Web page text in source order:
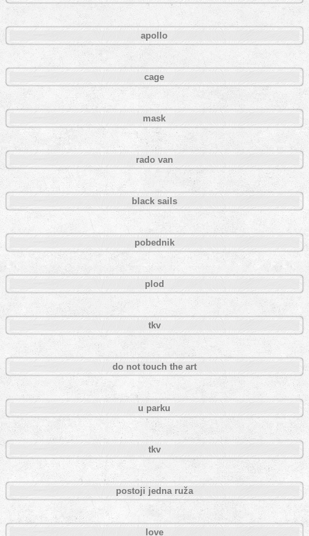
apollo
cage
mask
rado van
black sails
pobednik
plod
tkv
do not touch the art
u parku
tkv
postoji jedna ruža
love